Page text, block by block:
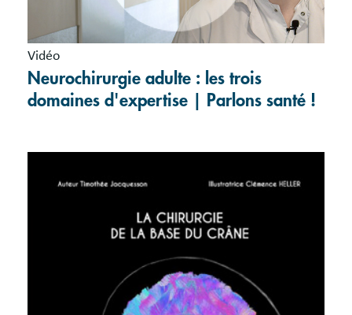
Vidéo
Neurochirurgie adulte : les trois
domaines d'expertise | Parlons santé !